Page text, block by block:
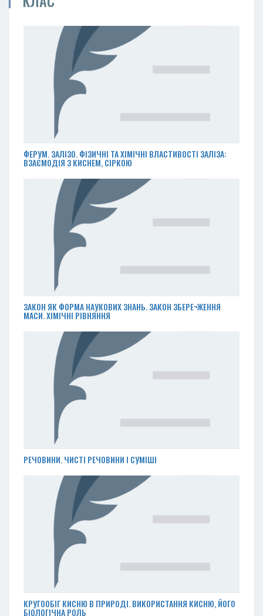
ФЕРУМ. ЗАЛІЗО. ФІЗИЧНІ ТА ХІМІЧНІ ВЛАСТИВОСТІ ЗАЛІЗА:
ВЗАЄМОДІЯ З КИСНЕМ, СІРКОЮ
ЗАКОН ЯК ФОРМА НАУКОВИХ ЗНАНЬ. ЗАКОН ЗБЕРЕ¬ЖЕННЯ
МАСИ. ХІМІЧНІ РІВНЯННЯ
РЕЧОВИНИ. ЧИСТІ РЕЧОВИНИ І СУМІШІ
КРУГООБІГ КИСНЮ В ПРИРОДІ. ВИКОРИСТАННЯ КИСНЮ, ЙОГО
БІОЛОГІЧНА РОЛЬ